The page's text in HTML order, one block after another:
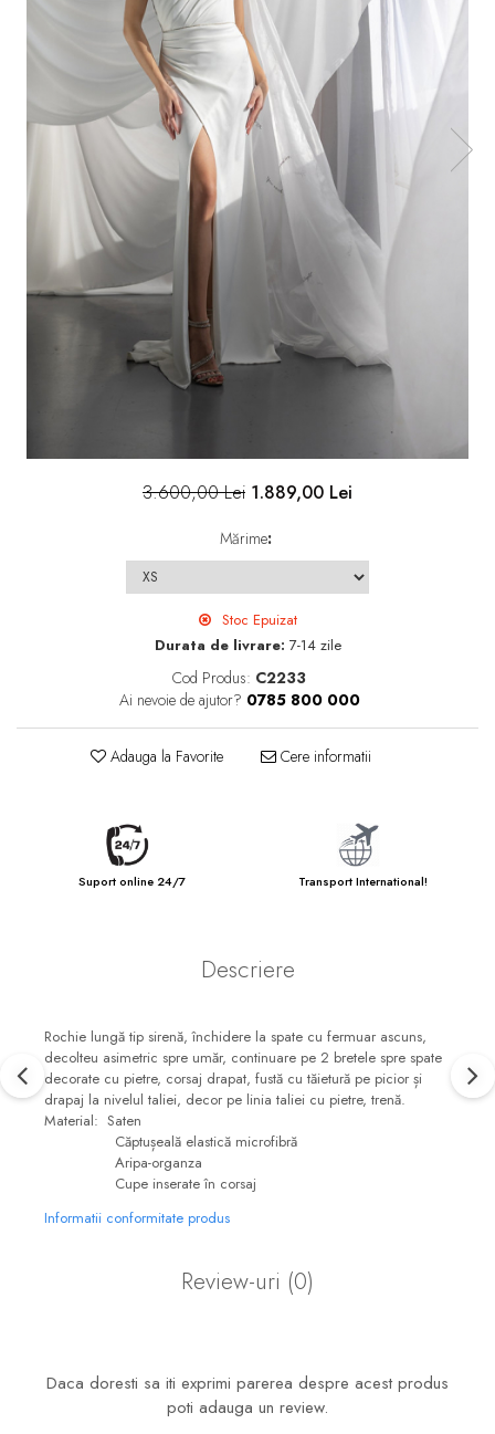
3.600,00 Lei 1.889,00 Lei
Mărime:
Stoc Epuizat
Durata de livrare: 7-14 zile
Cod Produs: C2233
Ai nevoie de ajutor? 0785 800 000
Adauga la Favorite Cere informatii
Suport online 24/7 Transport International!
Descriere
Rochie lungă tip sirenă, închidere la spate cu fermuar ascuns,
decolteu asimetric spre umăr, continuare pe 2 bretele spre spate
decorate cu pietre, corsaj drapat, fustă cu tăietură pe picior și
drapaj la nivelul taliei, decor pe linia taliei cu pietre, trenă.
Material: Saten
Căptușeală elastică microfibră
Aripa-organza
Cupe inserate în corsaj
Informatii conformitate produs
Review-uri (0)
Daca doresti sa iti exprimi parerea despre acest produs
poti adauga un review.